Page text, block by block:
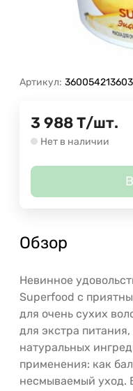
Артикул:
3 988 Т/шт.
Нет в наличии
Обзор
Невинное
Superfood с
для очень сухих
для экстра
натуральных
применения: как
несмываемый уход.